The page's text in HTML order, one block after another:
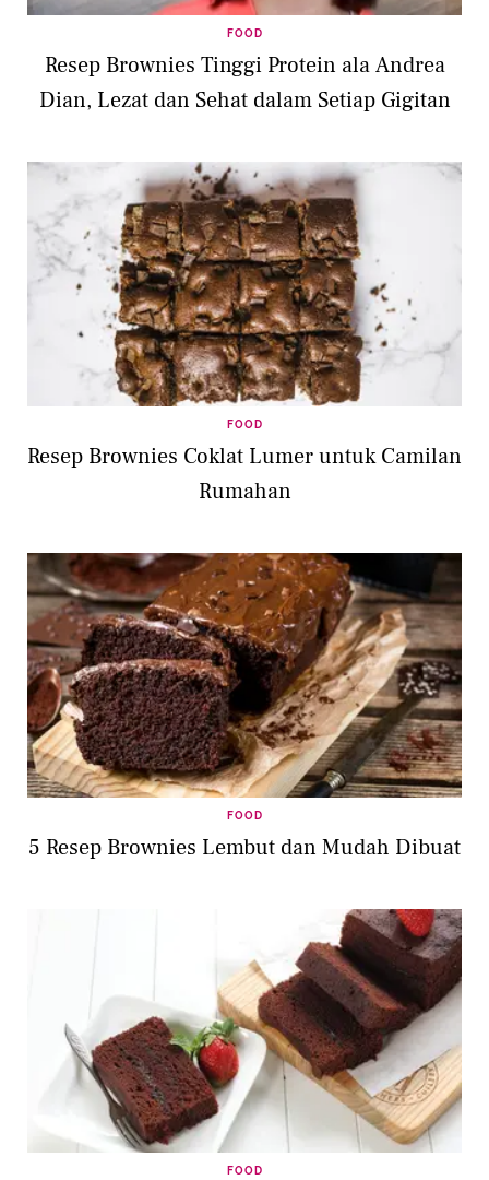
FOOD
Resep Brownies Tinggi Protein ala Andrea
Dian, Lezat dan Sehat dalam Setiap Gigitan
FOOD
Resep Brownies Coklat Lumer untuk Camilan
Rumahan
FOOD
5 Resep Brownies Lembut dan Mudah Dibuat
FOOD